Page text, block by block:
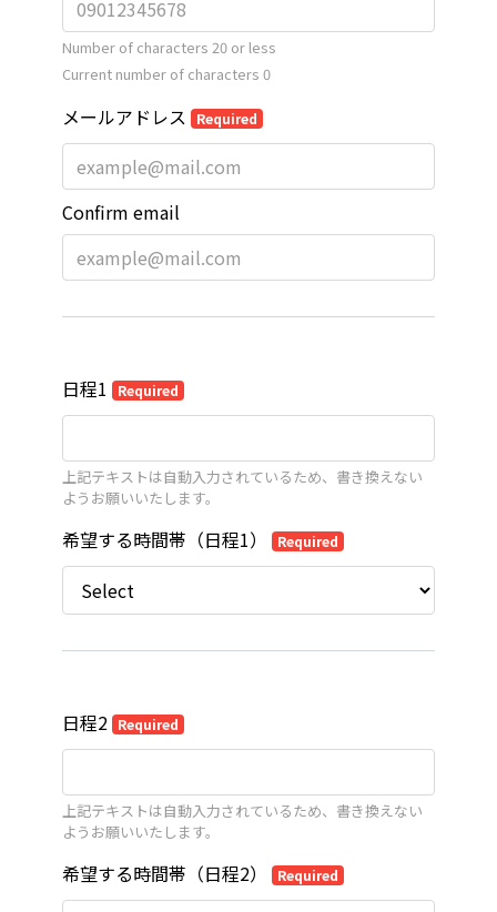
Number of characters 20 or less
Current number of characters 0
メールアドレス Required
Confirm email
日程1 Required
上記テキストは自動入力されているため、書き換えない
ようお願いいたします。
希望する時間帯（日程1） Required
日程2 Required
上記テキストは自動入力されているため、書き換えない
ようお願いいたします。
希望する時間帯（日程2） Required